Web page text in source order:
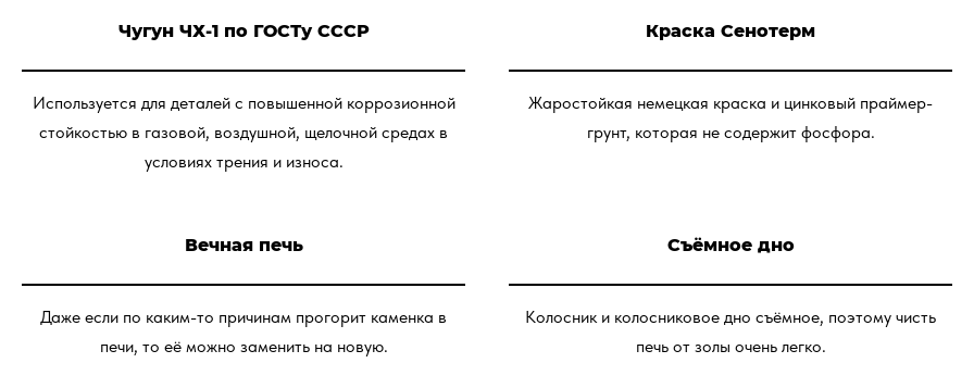
Чугун ЧХ-1 по ГОСТу СССР
Используется для деталей с повышенной коррозионной
стойкостью в газовой, воздушной, щелочной средах в
условиях трения и износа.
Краска Сенотерм
Жаростойкая немецкая краска и цинковый праймер-
грунт, которая не содержит фосфора.
Вечная печь
Даже если по каким-то причинам прогорит каменка в
печи, то её можно заменить на новую.
Съёмное дно
Колосник и колосниковое дно съёмное, поэтому чисть
печь от золы очень легко.